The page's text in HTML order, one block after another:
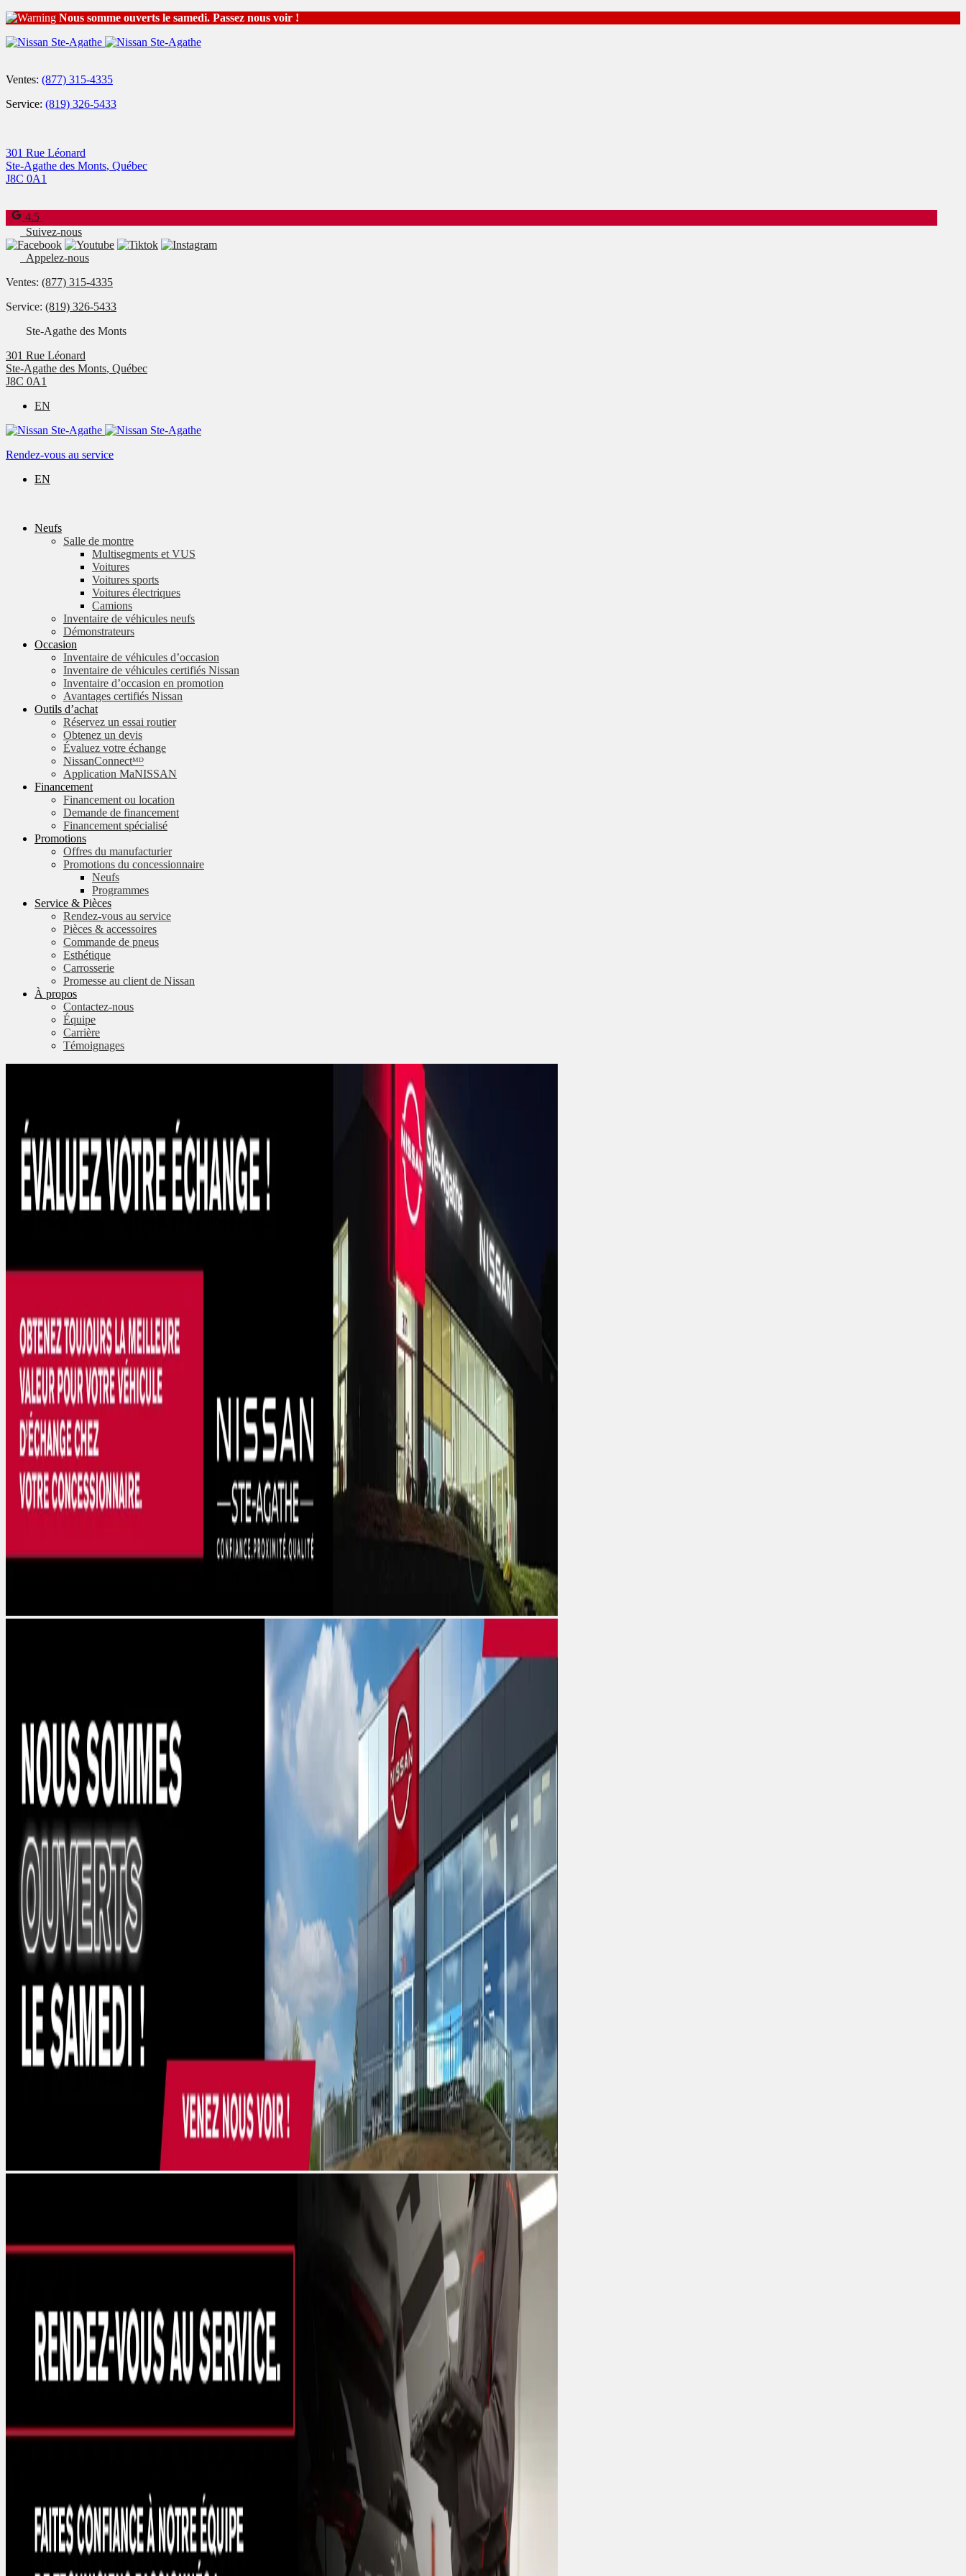
Nous somme ouverts le samedi. Passez nous voir !
Ventes: (877) 315-4335
Service: (819) 326-5433
301 Rue Léonard
Ste-Agathe des Monts, Québec
J8C 0A1
4.5
Suivez-nous
Appelez-nous
Ventes: (877) 315-4335
Service: (819) 326-5433
Ste-Agathe des Monts
301 Rue Léonard
Ste-Agathe des Monts, Québec
J8C 0A1
EN
Rendez-vous au service
EN
Neufs
Salle de montre
Multisegments et VUS
Voitures
Voitures sports
Voitures électriques
Camions
Inventaire de véhicules neufs
Démonstrateurs
Occasion
Inventaire de véhicules d’occasion
Inventaire de véhicules certifiés Nissan
Inventaire d’occasion en promotion
Avantages certifiés Nissan
Outils d’achat
Réservez un essai routier
Obtenez un devis
Évaluez votre échange
NissanConnectᴹᴰ
Application MaNISSAN
Financement
Financement ou location
Demande de financement
Financement spécialisé
Promotions
Offres du manufacturier
Promotions du concessionnaire
Neufs
Programmes
Service & Pièces
Rendez-vous au service
Pièces & accessoires
Commande de pneus
Esthétique
Carrosserie
Promesse au client de Nissan
À propos
Contactez-nous
Équipe
Carrière
Témoignages